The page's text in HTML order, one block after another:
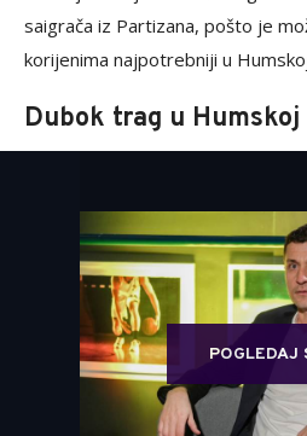
saigrača iz Partizana, pošto je
korijenima najpotrebniji u
Dubok trag u Humskoj
POGLEDAJ